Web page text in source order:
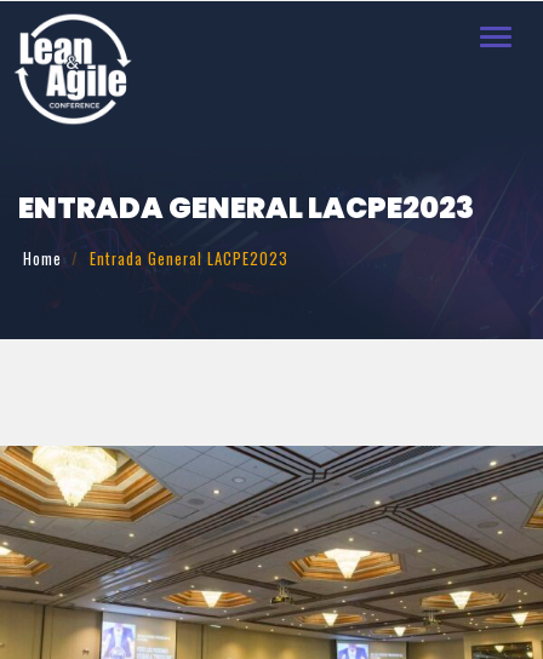
ENTRADA GENERAL LACPE2023
Home Entrada General LACPE2023